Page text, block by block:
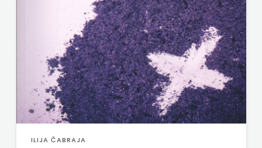
NARODNA
KNJIŽNICA
HNŽ/K
NAŠA
DJECA
ILIJA ČABRAJA